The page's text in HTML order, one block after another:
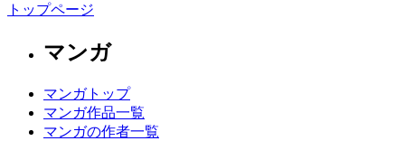
トップページ
マンガ
マンガトップ
マンガ作品一覧
マンガの作者一覧